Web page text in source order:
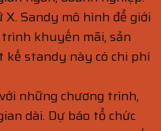
Sandy mô hình để giới
khuyến mãi, sản
kế standy này có chi phí
những chương trình,
dài. Dự báo tổ chức